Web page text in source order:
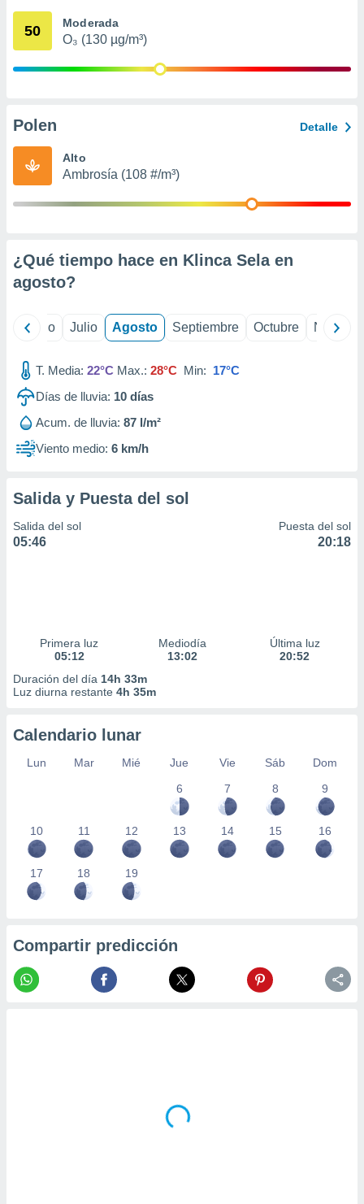
mediante
publicidad
de
50 Moderada
O₃ (130 µg/m³)
Polen Detalle
Alto
Ambrosía (108 #/m³)
¿Qué tiempo hace en Klinca Sela en
agosto?
Junio Julio Agosto Septiembre Octubre
T. Media: 22°C Max.: 28°C Min: 17°C
Días de lluvia: 10 días
Acum. de lluvia: 87 l/m²
Viento medio: 6 km/h
Salida y Puesta del sol
Salida del sol
05:46
Puesta del sol
20:18
Primera luz
05:12
Mediodía
13:02
Última luz
20:52
Duración del día 14h 33m
Luz diurna restante 4h 35m
Calendario lunar
Lun Mar Mié Jue Vie Sáb
Dom
6
7 8 9
10 11 12 13 14 15 16
17 18 19
Compartir predicción